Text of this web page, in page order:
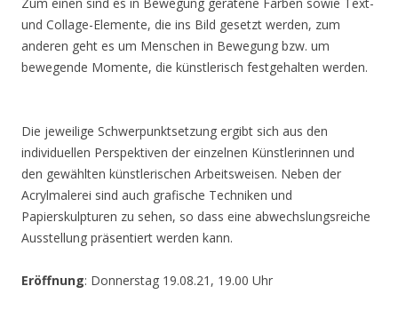
und Collage-Elemente, die ins Bild gesetzt werden, zum
anderen geht es um Menschen in Bewegung bzw. um
bewegende Momente, die künstlerisch festgehalten werden.
Die jeweilige Schwerpunktsetzung ergibt sich aus den
individuellen Perspektiven der einzelnen Künstlerinnen und
den gewählten künstlerischen Arbeitsweisen. Neben der
Acrylmalerei sind auch grafische Techniken und
Papierskulpturen zu sehen, so dass eine abwechslungsreiche
Ausstellung präsentiert werden kann.
Eröffnung: Donnerstag 19.08.21, 19.00 Uhr